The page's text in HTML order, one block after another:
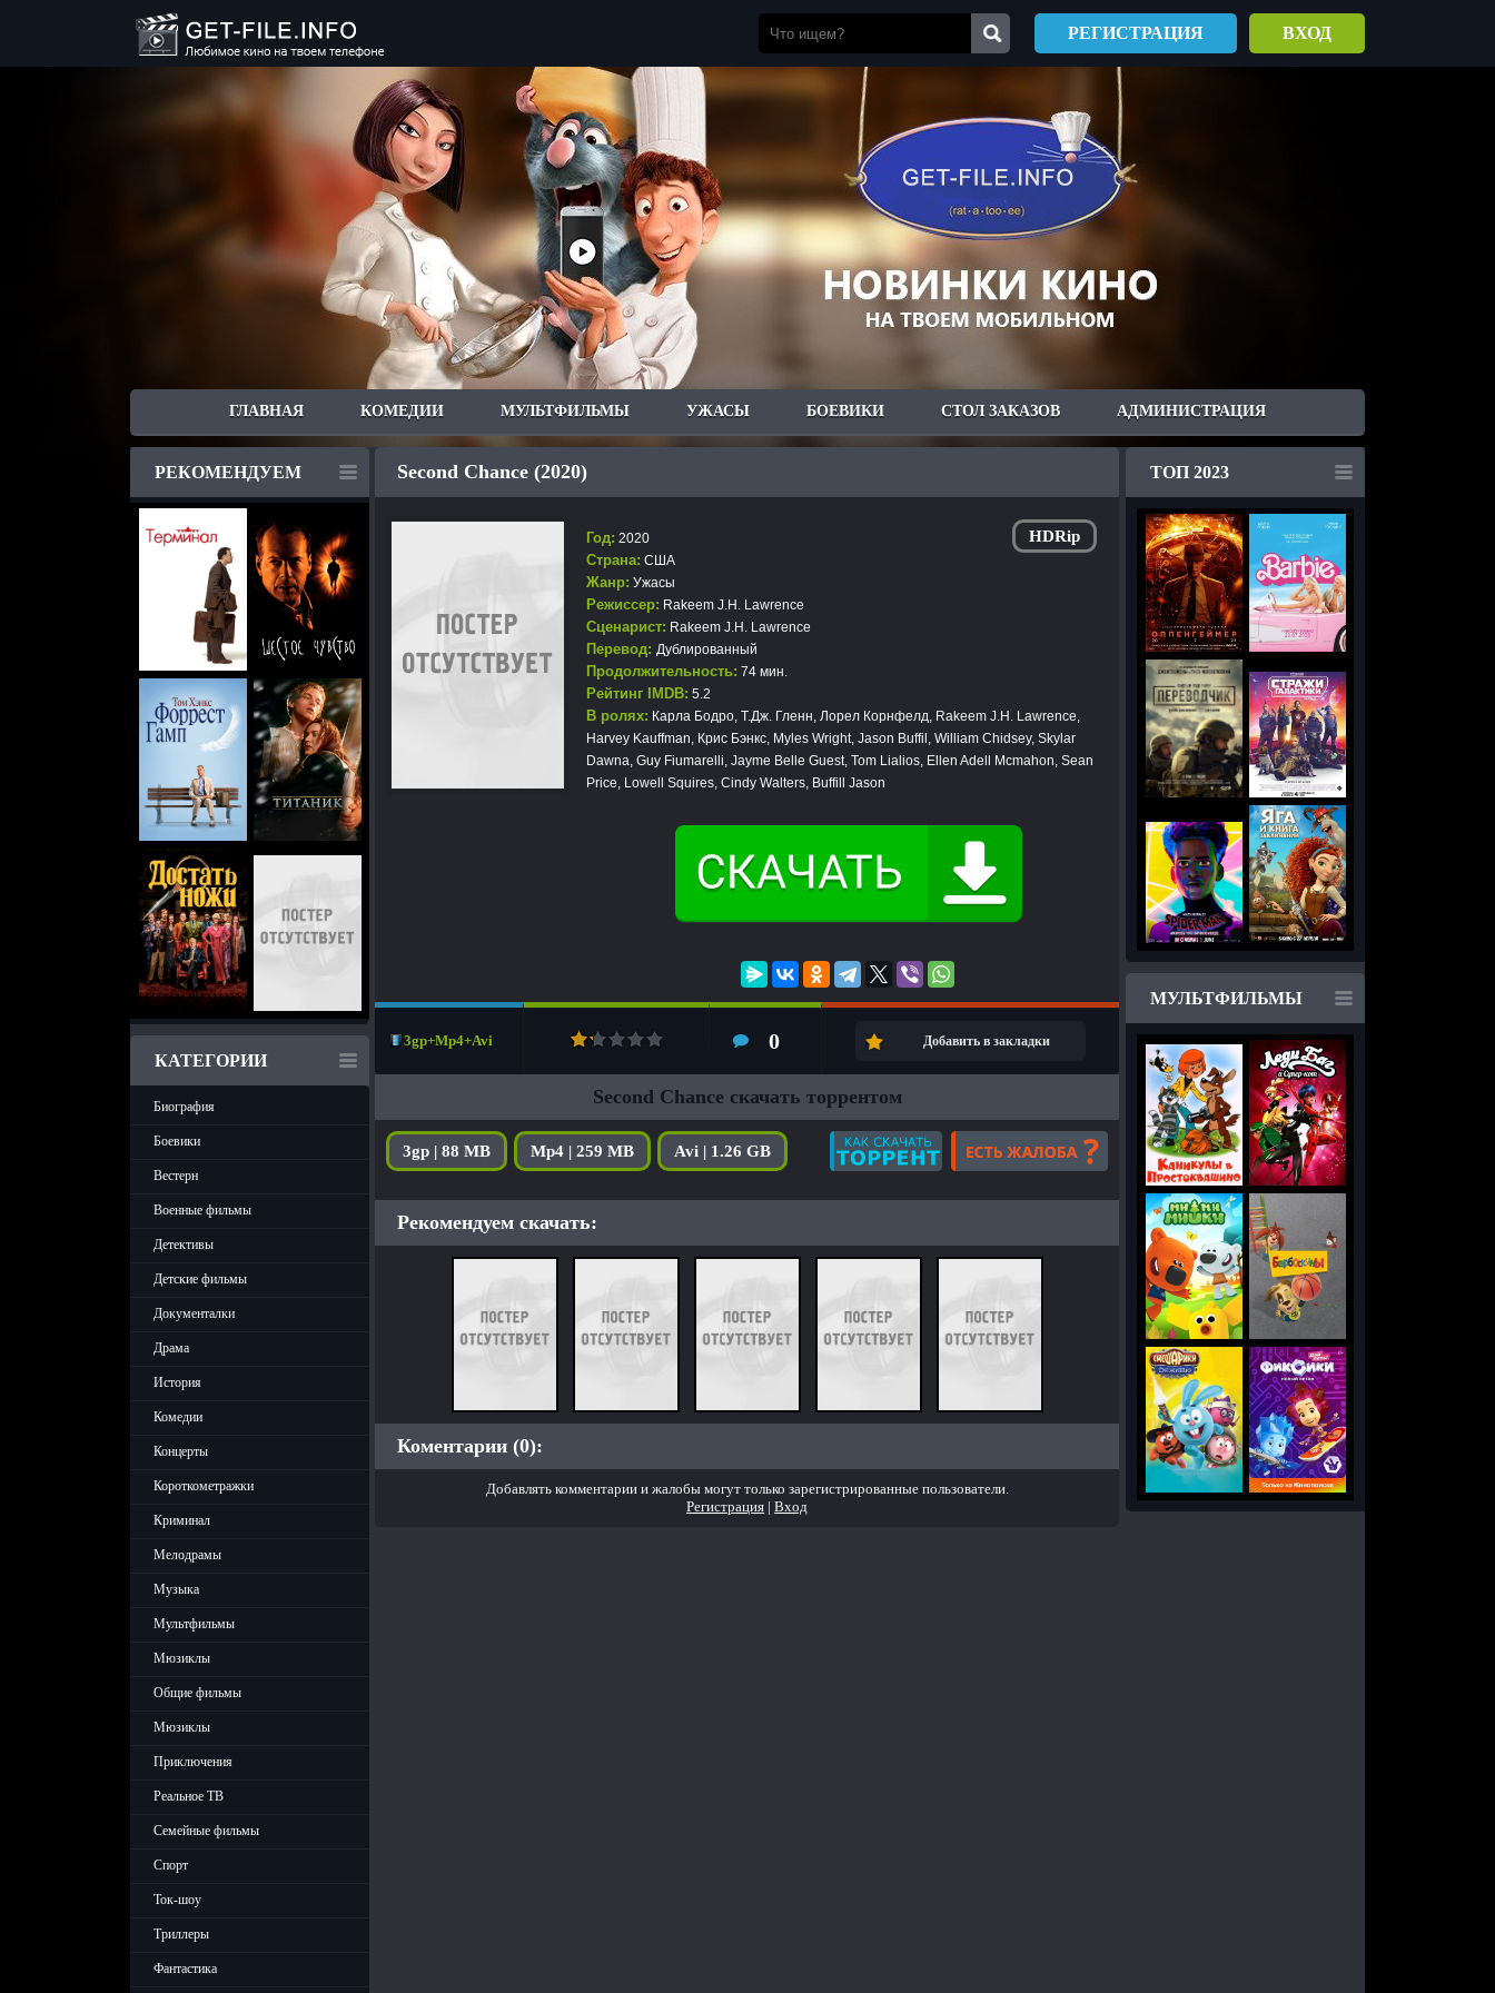
РЕГИСТРАЦИЯ ВХОД
ГЛАВНАЯ КОМЕДИИ МУЛЬТФИЛЬМЫ УЖАСЫ БОЕВИКИ СТОЛ ЗАКАЗОВ АДМИНИСТРАЦИЯ
РЕКОМЕНДУЕМ
КАТЕГОРИИ
Биография
Боевики
Вестерн
Военные фильмы
Детективы
Детские фильмы
Документалки
Драма
История
Комедии
Концерты
Короткометражки
Криминал
Мелодрамы
Музыка
Мультфильмы
Мюзиклы
Общие фильмы
Мюзиклы
Приключения
Реальное ТВ
Семейные фильмы
Спорт
Ток-шоу
Триллеры
Фантастика
HDRip
Second Chance (2020)
Год: 2020
Страна: США
Жанр: Ужасы
Режиссер: Rakeem J.H. Lawrence
Сценарист: Rakeem J.H. Lawrence
Перевод: Дублированный
Продолжительность: 74 мин.
Рейтинг IMDB: 5.2
В ролях: Карла Бодро, Т.Дж. Гленн, Лорел Корнфелд, Rakeem J.H. Lawrence,
Harvey Kauffman, Крис Бэнкс, Myles Wright, Jason Buffil, William Chidsey, Skylar
Dawna, Guy Fiumarelli, Jayme Belle Guest, Tom Lialios, Ellen Adell Mcmahon, Sean
Price, Lowell Squires, Cindy Walters, Buffill Jason
3gp+Mp4+Avi 0 Добавить в закладки
Second Chance скачать торрентом
3gp | 88 MB Mp4 | 259 MB Avi | 1.26 GB
Рекомендуем скачать:
Коментарии (0):
Добавлять комментарии и жалобы могут только зарегистрированные пользователи.
Регистрация |Вход
ТОП 2023
МУЛЬТФИЛЬМЫ